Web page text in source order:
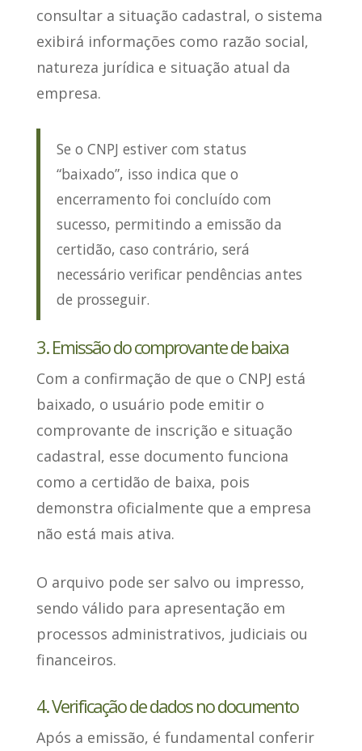
consultar a situação cadastral, o sistema
exibirá informações como razão social,
natureza jurídica e situação atual da
empresa.
Se o CNPJ estiver com status
“baixado”, isso indica que o
encerramento foi concluído com
sucesso, permitindo a emissão da
certidão, caso contrário, será
necessário verificar pendências antes
de prosseguir.
3. Emissão do comprovante de baixa
Com a confirmação de que o CNPJ está
baixado, o usuário pode emitir o
comprovante de inscrição e situação
cadastral, esse documento funciona
como a certidão de baixa, pois
demonstra oficialmente que a empresa
não está mais ativa.
O arquivo pode ser salvo ou impresso,
sendo válido para apresentação em
processos administrativos, judiciais ou
financeiros.
4. Verificação de dados no documento
Após a emissão, é fundamental conferir